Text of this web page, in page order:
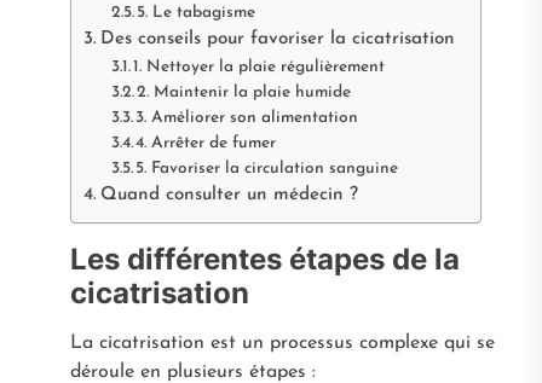
5. Le tabagisme
Des conseils pour favoriser la cicatrisation
1. Nettoyer la plaie régulièrement
2. Maintenir la plaie humide
3. Améliorer son alimentation
4. Arrêter de fumer
5. Favoriser la circulation sanguine
Quand consulter un médecin ?
Les différentes étapes de la
cicatrisation
La cicatrisation est un processus complexe qui se
déroule en plusieurs étapes :